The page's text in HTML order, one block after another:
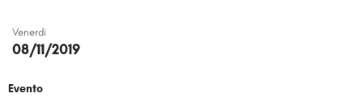
Venerdi
08/11/2019
Evento